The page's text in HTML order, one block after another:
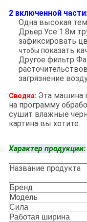
2 включенной
Одна высокая
Дрьер.Усе 1.8м
зафиксировать
чтобы показать
Другое фильтр
загрязнение
Сводка: Эта машина
на программу
сушит влажные
картина вы хотите.
Характер продукции:
Название продукта
Бренд
Модель
Сила
Работая ширина